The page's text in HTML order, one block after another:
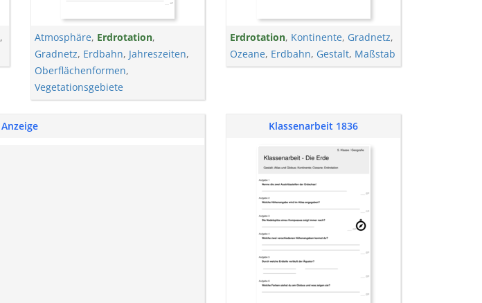
,
Atmosphäre, Erdrotation,
Gradnetz, Erdbahn, Jahreszeiten,
Oberflächenformen,
Vegetationsgebiete
Erdrotation, Kontinente, Gradnetz,
Ozeane, Erdbahn, Gestalt, Maßstab
Anzeige Klassenarbeit 1836